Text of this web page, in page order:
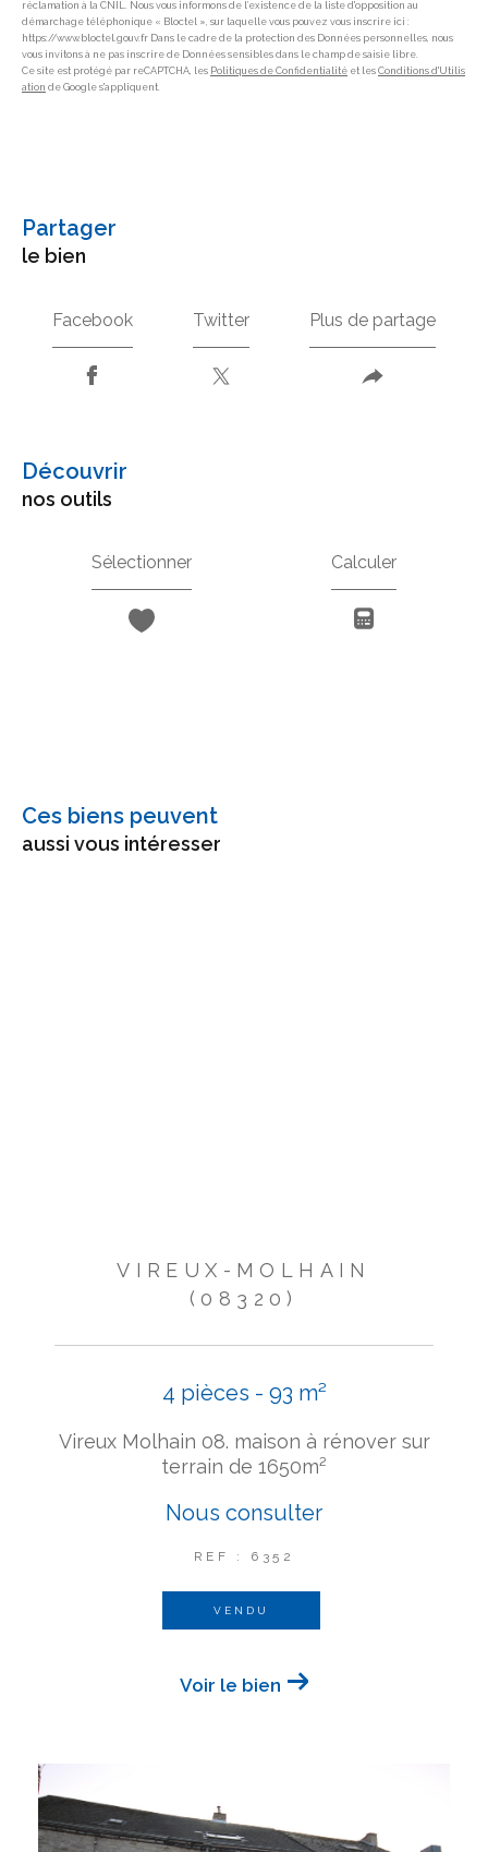
réclamation à la CNIL. Nous vous informons de l’existence de la liste d'opposition au
démarchage téléphonique « Bloctel », sur laquelle vous pouvez vous inscrire ici :
https://www.bloctel.gouv.fr Dans le cadre de la protection des Données personnelles, nous
vous invitons à ne pas inscrire de Données sensibles dans le champ de saisie libre.
Ce site est protégé par reCAPTCHA, les Politiques de Confidentialité et les Conditions d'Utilis
ation de Google s'appliquent.
partager
le bien
Facebook Twitter Plus de partage
découvrir
nos outils
Sélectionner Calculer
Ces biens peuvent
aussi vous intéresser
VIREUX-MOLHAIN
(08320)
4 pièces - 93 m²
Vireux Molhain 08. maison à rénover sur
terrain de 1650m²
Nous consulter
REF : 6352
VENDU
Voir le bien